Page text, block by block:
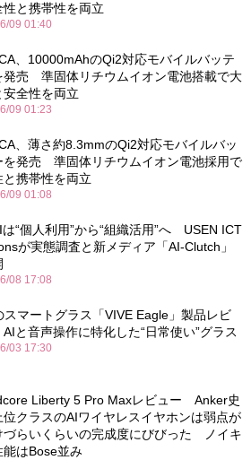
性と携帯性を両立
09 01:40
、10000mAhのQi2対応モバイルバッテ
発売 準固体リチウムイオン電池搭載で大
安全性を両立
09 01:23
、薄さ約8.3mmのQi2対応モバイルバッ
を発売 準固体リチウムイオン電池採用で
と携帯性を両立
09 01:08
“個人利用”から“組織活用”へ USEN ICT
が実態調査と新メディア「AI-Clutch」
08 17:08
スマートグラス「VIVE Eagle」製品レビ
と音声操作に特化した“日常使い”グラス
03 17:30
Liberty 5 Pro Maxレビュー Anker史
位クラスのAIワイヤレスイヤホンは弱点が
づらいくらいの完成度にびびった ノイキ
能はBose並み